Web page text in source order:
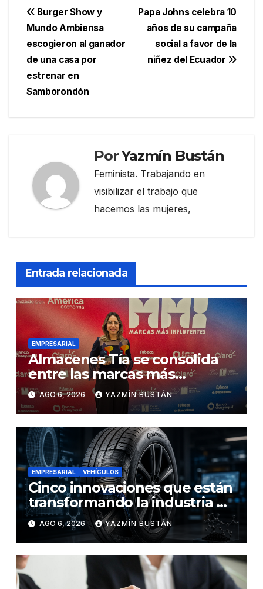
Navegación
de
entradas
Papa Johns celebra 10
años de su campaña
social a favor de la
niñez del Ecuador
Burger Show y
Mundo Ambiensa
escogieron al ganador
de una casa por
estrenar en
Samborondón
PorYazmín Bustán
Feminista. Trabajando en
visibilizar el trabajo que
hacemos las mujeres,
Entrada relacionada
EMPRESARIAL
Almacenes Tía se consolida
entre las marcas más
influyentes del Ecuador
AGO 6, 2026 YAZMÍN BUSTÁN
EMPRESARIAL VEHÍCULOS
Cinco innovaciones que están
transformando la industria de
los neumáticos y redefinen el
futuro de la movilidad
AGO 6, 2026 YAZMÍN BUSTÁN